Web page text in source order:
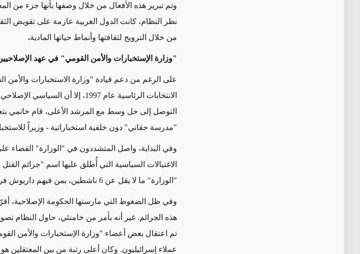
وتم تبرير هذه الأفعال من خلال وصفها بأنها جزء من
نظر النظام، كانت الدول الغربية عازمة على تقويض
من خلال الترويج لثقافتها وأنماط حياتها المادية.
"وزارة الإستخبارات والأمن القومي" في عهد الإصلاحيين، 1997-
على الرغم مندعم قيادة "وزارة الاستخبارات
الانتخابات الرئاسية عام 1997، إلا
التوصل إلى حل وسط مع المرشد الأعلى، قام خاتمي
"مدرسة حقاني" دون خلفية استخباراتية - وزيراً
وفي البداية، واصل المتشددون في "الوزارة" القضاء
الاغتيالات السياسية التي أُطلق عليها
"الوزارة" ما لا يقل عن 6 ناشطين، بمن فيهم داريوش فروهر
وفي ظل الضغوط التي مارستها الحكومة الإصلاحية،
هذه الجرائم. غير أنه بأمر من خامنئي، حاول النظام
تم اعتقال بعض أعضاء "وزارة الإستخبارات والأمن
عملاء إسرائيليون. وكان أعلى رتبة من بين المعتقلين